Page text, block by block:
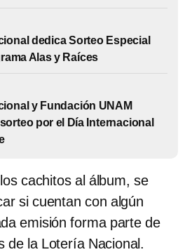
dedica Sorteo Especial
Alas y Raíces
y Fundación UNAM
por el Día Internacional
cachitos al álbum, se
si cuentan con algún
emisión forma parte de
de la Lotería Nacional.